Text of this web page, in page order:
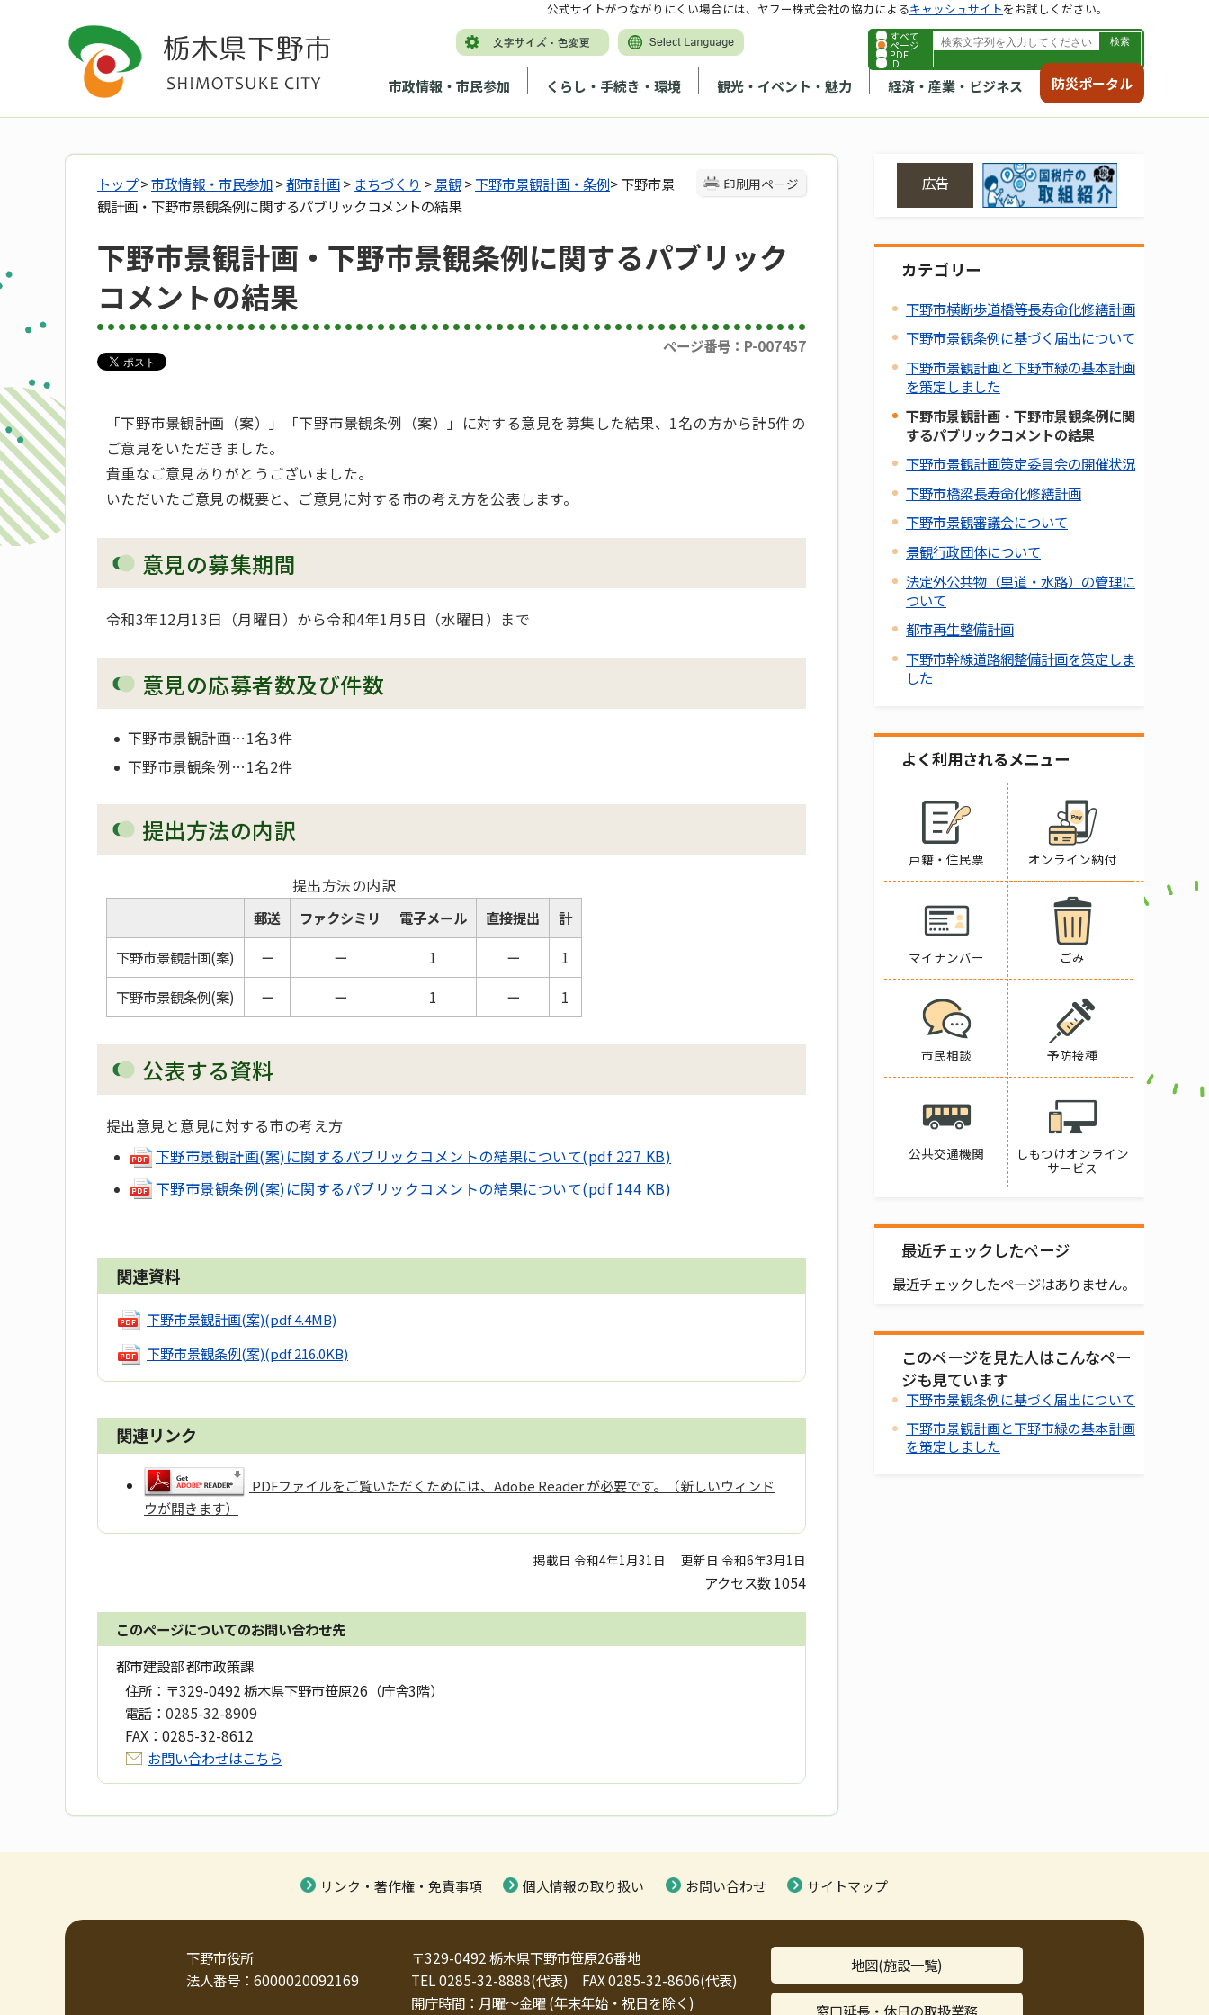
すべて
ページ
PDF
ID
市政情報・市民参加 くらし・手続き・環境 観光・イベント・魅力 経済・産業・ビジネス 防災ポータル
公式サイトがつながりにくい場合には、ヤフー株式会社の協力によるキャッシュサイトをお試しください。
印刷用ページ
トップ>市政情報・市民参加>都市計画> まちづくり >景観>下野市景観計画・条例> 下野市景
観計画・下野市景観条例に関するパブリックコメントの結果
下野市景観計画・下野市景観条例に関するパブリック
コメントの結果
ページ番号：P-007457
「下野市景観計画（案）」「下野市景観条例（案）」に対する意見を募集した結果、1名の方から計5件の
ご意見をいただきました。
貴重なご意見ありがとうございました。
いただいたご意見の概要と、ご意見に対する市の考え方を公表します。
意見の募集期間
令和3年12月13日（月曜日）から令和4年1月5日（水曜日）まで
意見の応募者数及び件数
下野市景観計画…1名3件
下野市景観条例…1名2件
提出方法の内訳
提出方法の内訳
郵送 ファクシミリ 電子メール 直接提出
計
下野市景観計画(案)
ー ー 1 ー
1
下野市景観条例(案)
ー ー 1 ー 1
公表する資料
提出意見と意見に対する市の考え方
下野市景観計画(案)に関するパブリックコメントの結果について(pdf 227 KB)
下野市景観条例(案)に関するパブリックコメントの結果について(pdf 144 KB)
関連資料
下野市景観計画(案)(pdf 4.4MB)
下野市景観条例(案)(pdf 216.0KB)
関連リンク
PDFファイルをご覧いただくためには、Adobe Reader が必要です。（新しいウィンド
ウが開きます）
掲載日 令和4年1月31日 更新日 令和6年3月1日
アクセス数1054
このページについてのお問い合わせ先
都市建設部 都市政策課
住所： 〒329-0492 栃木県下野市笹原26（庁舎3階）
電話： 0285-32-8909
FAX： 0285-32-8612
お問い合わせはこちら
広告
カテゴリー
下野市横断歩道橋等長寿命化修繕計画
下野市景観条例に基づく届出について
下野市景観計画と下野市緑の基本計画
を策定しました
下野市景観計画・下野市景観条例に関
するパブリックコメントの結果
下野市景観計画策定委員会の開催状況
下野市橋梁長寿命化修繕計画
下野市景観審議会について
景観行政団体について
法定外公共物（里道・水路）の管理に
ついて
都市再生整備計画
下野市幹線道路網整備計画を策定しま
した
よく利用されるメニュー
戸籍・住民票 オンライン納付
マイナンバー ごみ
市民相談 予防接種
公共交通機関
しもつけオンライン
サービス
最近チェックしたページ
最近チェックしたページはありません。
このページを見た人はこんなペー
ジも見ています
下野市景観条例に基づく届出について
下野市景観計画と下野市緑の基本計画
を策定しました
リンク・著作権・免責事項 個人情報の取り扱い お問い合わせ サイトマップ
下野市役所
法人番号：6000020092169
〒329-0492 栃木県下野市笹原26番地
TEL 0285-32-8888(代表) FAX 0285-32-8606(代表)
開庁時間：月曜～金曜 (年末年始・祝日を除く)
地図(施設一覧)
窓口延長・休日の取扱業務